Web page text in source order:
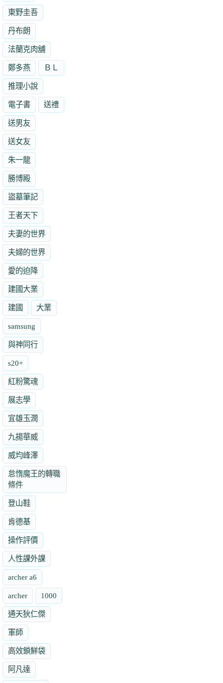
東野圭吾
丹布朗
法蘭克肉舖
鄭多燕 ＢＬ
推理小說
電子書 送禮
送男友
送女友
朱一龍
勝博殿
盜墓筆記
王者天下
夫妻的世界
夫婦的世界
愛的迫降
建國大業
建國 大業
samsung
與神同行
s20+
紅粉驚魂
展志學
宜雄玉潤
九揚華威
威均峰澤
怠惰魔王的轉職
條件
登山鞋
肯德基
操作評價
人性課外課
archer a6
archer 1000
通天狄仁傑
軍師
高效鎖鮮袋
阿凡達